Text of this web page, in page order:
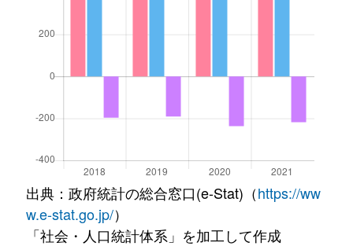
出典：政府統計の総合窓口(e-Stat)（https://ww
w.e-stat.go.jp/）
「社会・人口統計体系」を加工して作成